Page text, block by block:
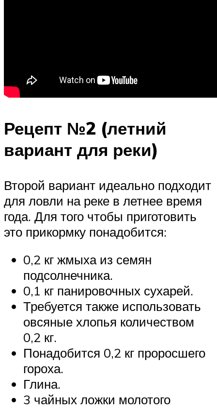
Рецепт №2 (летний
вариант для реки)
Второй вариант идеально подходит
для ловли на реке в летнее время
года. Для того чтобы приготовить
это прикормку понадобится:
0,2 кг жмыха из семян
подсолнечника.
0,1 кг панировочных сухарей.
Требуется также использовать
овсяные хлопья количеством
0,2 кг.
Понадобится 0,2 кг проросшего
гороха.
Глина.
3 чайных ложки молотого